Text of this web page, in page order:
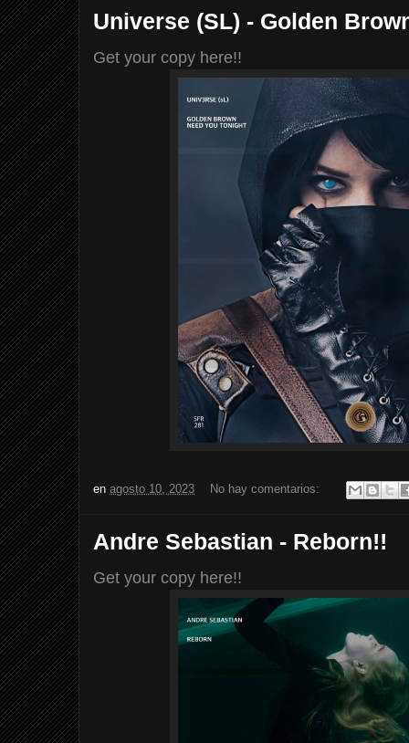
Universe (SL) - Golden
Get your copy here!!
en agosto 10, 2023 No hay comentarios:
Andre Sebastian - Reborn!!
Get your copy here!!